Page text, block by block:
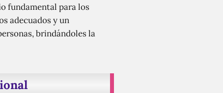
fundamental para los
adecuados y un
brindándoles la